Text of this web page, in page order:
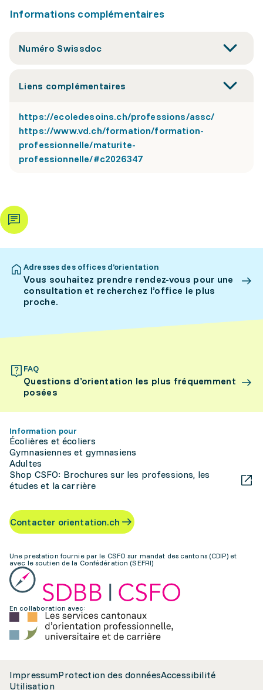
Informations complémentaires
Numéro Swissdoc
Liens complémentaires
https://ecoledesoins.ch/professions/assc/
https://www.vd.ch/formation/formation-
professionnelle/maturite-
professionnelle/#c2026347
Adresses des offices d’orientation
Vous souhaitez prendre rendez-vous pour une
consultation et recherchez l’office le plus
proche.
FAQ
Questions d’orientation les plus fréquemment
posées
Information pour
Écolières et écoliers
Gymnasiennes et gymnasiens
Adultes
Shop CSFO: Brochures sur les professions, les
études et la carrière
Contacter orientation.ch
Une prestation fournie par le CSFO sur mandat des cantons (CDIP) et
avec le soutien de la Confédération (SEFRI)
En collaboration avec:
ImpressumProtection des donnéesAccessibilité
Utilisation